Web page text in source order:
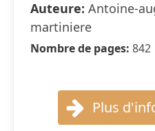
Auteure: Antoine-
martiniere
Nombre de pages: 842
Plus